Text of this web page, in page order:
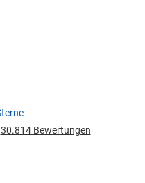
30.814 Bewertungen